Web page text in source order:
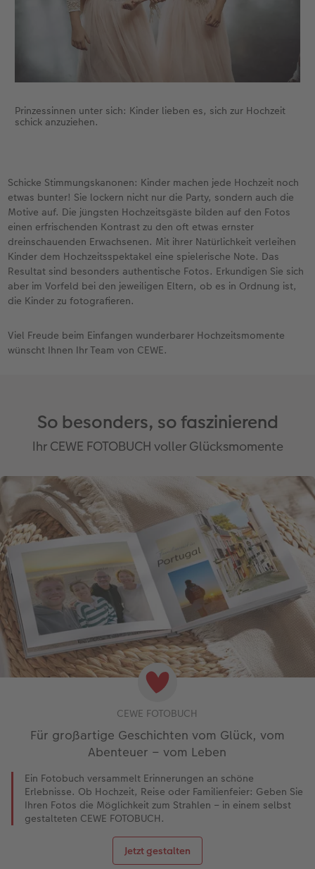
Prinzessinnen unter sich: Kinder lieben es, sich zur Hochzeit
schick anzuziehen.
Schicke Stimmungskanonen: Kinder machen jede Hochzeit noch
etwas bunter! Sie lockern nicht nur die Party, sondern auch die
Motive auf. Die jüngsten Hochzeitsgäste bilden auf den Fotos
einen erfrischenden Kontrast zu den oft etwas ernster
dreinschauenden Erwachsenen. Mit ihrer Natürlichkeit verleihen
Kinder dem Hochzeitsspektakel eine spielerische Note. Das
Resultat sind besonders authentische Fotos. Erkundigen Sie sich
aber im Vorfeld bei den jeweiligen Eltern, ob es in Ordnung ist,
die Kinder zu fotografieren.
Viel Freude beim Einfangen wunderbarer Hochzeitsmomente
wünscht Ihnen Ihr Team von CEWE.
So besonders, so faszinierend
Ihr CEWE FOTOBUCH voller Glücksmomente
CEWE FOTOBUCH
Für großartige Geschichten vom Glück, vom
Abenteuer – vom Leben
Ein Fotobuch versammelt Erinnerungen an schöne
Erlebnisse. Ob Hochzeit, Reise oder Familienfeier: Geben Sie
Ihren Fotos die Möglichkeit zum Strahlen – in einem selbst
gestalteten CEWE FOTOBUCH.
Jetzt gestalten